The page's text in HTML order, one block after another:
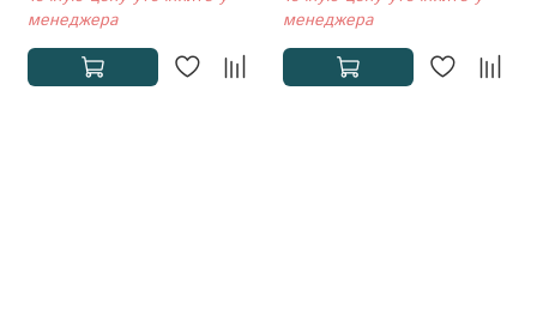
менеджера
менеджера